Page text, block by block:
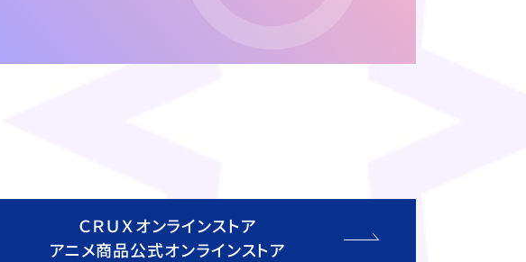
ＣＲＵＸオンラインストア
アニメ商品公式オンラインストア